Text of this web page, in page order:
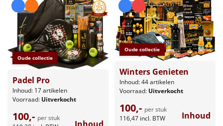
Oude collectie
Padel Pro
Inhoud: 17 artikelen
Voorraad: Uitverkocht
100,- per stuk
Inhoud
Oude collectie
Winters Genieten
Inhoud: 44 artikelen
Voorraad: Uitverkocht
100,- per stuk
116,47 incl. BTW Inhoud